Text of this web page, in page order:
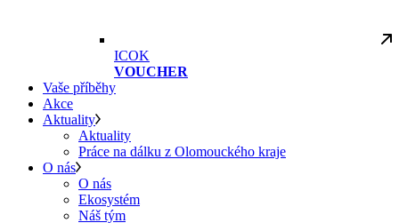
ICOK
VOUCHER
Vaše příběhy
Akce
Aktuality
Aktuality
Práce na dálku z Olomouckého kraje
O nás
O nás
Ekosystém
Náš tým